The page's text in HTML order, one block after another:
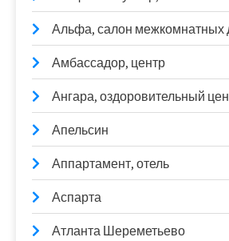
Альфа, салон межкомнатных
Амбассадор, центр
Ангара, оздоровительный
Апельсин
Аппартамент, отель
Аспарта
Атланта Шереметьево